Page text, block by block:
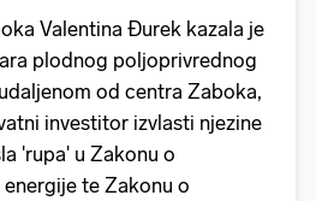
Valentina Đurek kazala je
plodnog poljoprivrednog
od centra Zaboka,
investitor izvlasti njezine
'rupa' u Zakonu o
te Zakonu o